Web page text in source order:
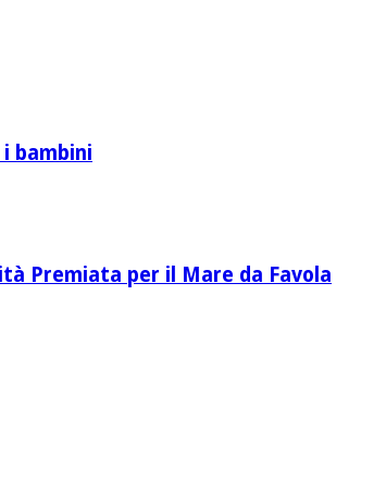
bambini
Premiata per il Mare da Favola